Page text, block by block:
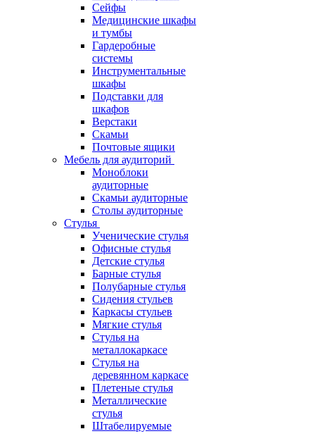
Сейфы
Медицинские шкафы
и тумбы
Гардеробные
системы
Инструментальные
шкафы
Подставки для
шкафов
Верстаки
Скамьи
Почтовые ящики
Мебель для аудиторий
Моноблоки
аудиторные
Скамьи аудиторные
Столы аудиторные
Стулья
Ученические стулья
Офисные стулья
Детские стулья
Барные стулья
Полубарные стулья
Сидения стульев
Каркасы стульев
Мягкие стулья
Стулья на
металлокаркасе
Стулья на
деревянном каркасе
Плетеные стулья
Металлические
стулья
Штабелируемые